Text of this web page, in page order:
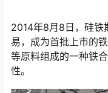
2014年8月8日，硅铁
易，成为首批上市的
等原料组成的一种铁
性。